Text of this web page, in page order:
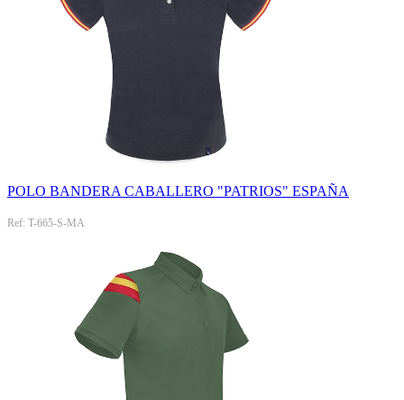
POLO BANDERA CABALLERO "PATRIOS" ESPAÑA
Ref: T-665-S-MA